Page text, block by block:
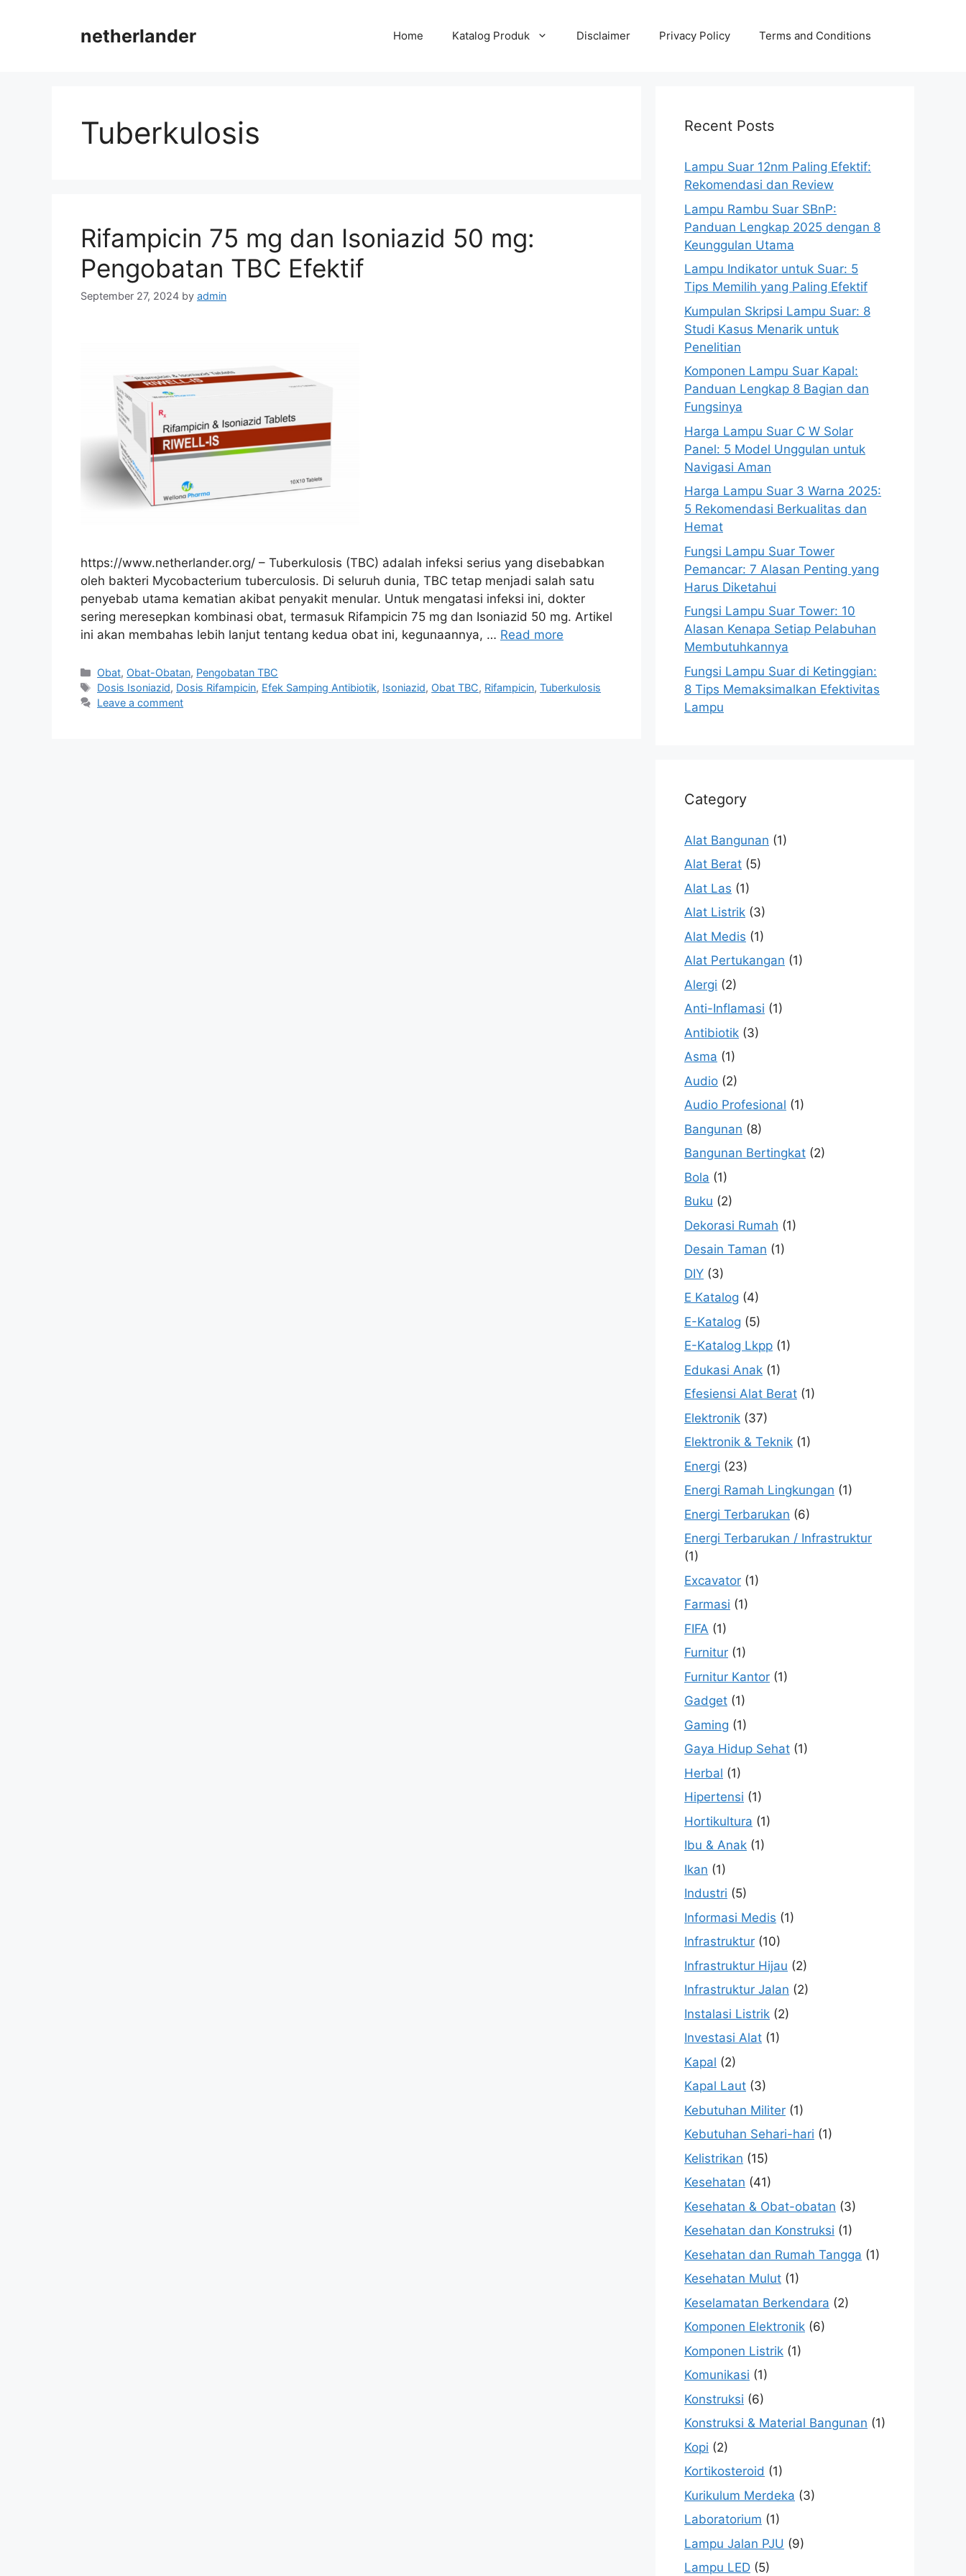
netherlander Home Katalog Produk Disclaimer Privacy Policy Terms and Conditions
Tuberkulosis
Rifampicin 75 mg dan Isoniazid 50 mg:
Pengobatan TBC Efektif
September 27, 2024 by admin
https://www.netherlander.org/ – Tuberkulosis (TBC) adalah infeksi serius yang disebabkan
oleh bakteri Mycobacterium tuberculosis. Di seluruh dunia, TBC tetap menjadi salah satu
penyebab utama kematian akibat penyakit menular. Untuk mengatasi infeksi ini, dokter
sering meresepkan kombinasi obat, termasuk Rifampicin 75 mg dan Isoniazid 50 mg. Artikel
ini akan membahas lebih lanjut tentang kedua obat ini, kegunaannya, … Read more
Categories
Obat, Obat-Obatan, Pengobatan TBC
Tags
Dosis Isoniazid, Dosis Rifampicin, Efek Samping Antibiotik, Isoniazid, Obat TBC, Rifampicin,Tuberkulosis
Leave a comment
Recent Posts
Lampu Suar 12nm Paling Efektif:
Rekomendasi dan Review
Lampu Rambu Suar SBnP:
Panduan Lengkap 2025 dengan 8
Keunggulan Utama
Lampu Indikator untuk Suar: 5
Tips Memilih yang Paling Efektif
Kumpulan Skripsi Lampu Suar: 8
Studi Kasus Menarik untuk
Penelitian
Komponen Lampu Suar Kapal:
Panduan Lengkap 8 Bagian dan
Fungsinya
Harga Lampu Suar C W Solar
Panel: 5 Model Unggulan untuk
Navigasi Aman
Harga Lampu Suar 3 Warna 2025:
5 Rekomendasi Berkualitas dan
Hemat
Fungsi Lampu Suar Tower
Pemancar: 7 Alasan Penting yang
Harus Diketahui
Fungsi Lampu Suar Tower: 10
Alasan Kenapa Setiap Pelabuhan
Membutuhkannya
Fungsi Lampu Suar di Ketinggian:
8 Tips Memaksimalkan Efektivitas
Lampu
Category
Alat Bangunan (1)
Alat Berat (5)
Alat Las (1)
Alat Listrik (3)
Alat Medis (1)
Alat Pertukangan (1)
Alergi (2)
Anti-Inflamasi (1)
Antibiotik (3)
Asma (1)
Audio (2)
Audio Profesional (1)
Bangunan (8)
Bangunan Bertingkat (2)
Bola (1)
Buku (2)
Dekorasi Rumah (1)
Desain Taman (1)
DIY (3)
E Katalog (4)
E-Katalog (5)
E-Katalog Lkpp (1)
Edukasi Anak (1)
Efesiensi Alat Berat (1)
Elektronik (37)
Elektronik & Teknik (1)
Energi (23)
Energi Ramah Lingkungan (1)
Energi Terbarukan (6)
Energi Terbarukan / Infrastruktur
(1)
Excavator (1)
Farmasi (1)
FIFA (1)
Furnitur (1)
Furnitur Kantor (1)
Gadget (1)
Gaming (1)
Gaya Hidup Sehat (1)
Herbal (1)
Hipertensi (1)
Hortikultura (1)
Ibu & Anak (1)
Ikan (1)
Industri (5)
Informasi Medis (1)
Infrastruktur (10)
Infrastruktur Hijau (2)
Infrastruktur Jalan (2)
Instalasi Listrik (2)
Investasi Alat (1)
Kapal (2)
Kapal Laut (3)
Kebutuhan Militer (1)
Kebutuhan Sehari-hari (1)
Kelistrikan (15)
Kesehatan (41)
Kesehatan & Obat-obatan (3)
Kesehatan dan Konstruksi (1)
Kesehatan dan Rumah Tangga (1)
Kesehatan Mulut (1)
Keselamatan Berkendara (2)
Komponen Elektronik (6)
Komponen Listrik (1)
Komunikasi (1)
Konstruksi (6)
Konstruksi & Material Bangunan (1)
Kopi (2)
Kortikosteroid (1)
Kurikulum Merdeka (3)
Laboratorium (1)
Lampu Jalan PJU (9)
Lampu LED (5)